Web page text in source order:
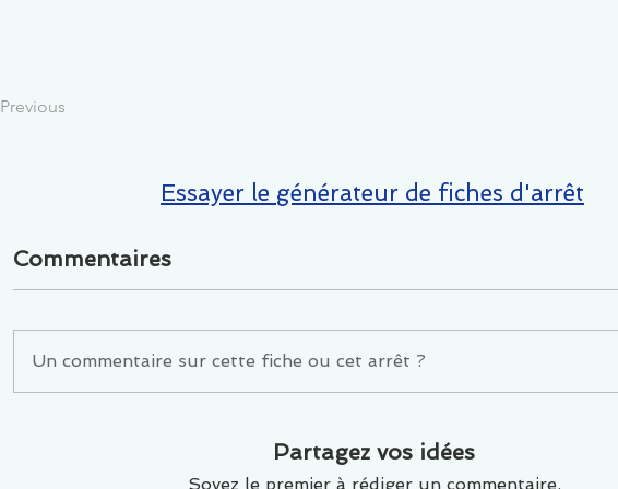
Previous
Essayer le générateur de fiches d'arrêt
Commentaires
Un commentaire sur cette fiche ou cet arrêt ?
Partagez vos idées
Soyez le premier à rédiger un commentaire.